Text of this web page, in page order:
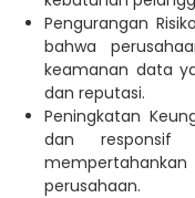
Pengurangan
bahwa
keamanan data
dan reputasi.
Peningkatan
dan responsif
perusahaan.